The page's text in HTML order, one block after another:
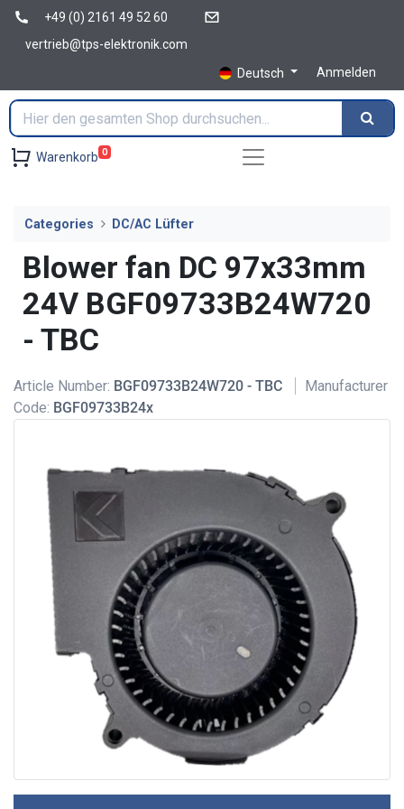
+49 (0) 2161 49 52 60
vertrieb@tps-elektronik.com
Deutsch
Anmelden
Warenkorb 0
Categories DC/AC Lüfter
Blower fan DC 97x33mm
24V BGF09733B24W720
- TBC
Article Number: BGF09733B24W720 - TBC
Manufacturer
Code: BGF09733B24x